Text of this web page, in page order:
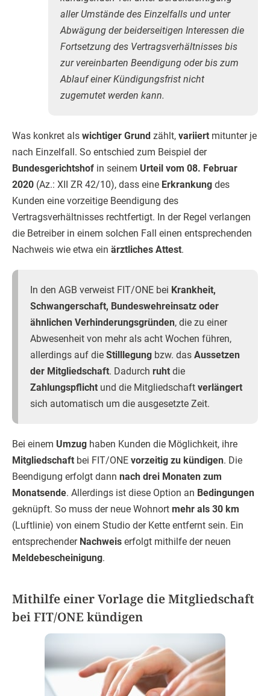
aller Umstände des Einzelfalls und unter
Abwägung der beiderseitigen Interessen die
Fortsetzung des Vertragsverhältnisses bis
zur vereinbarten Beendigung oder bis zum
Ablauf einer Kündigungsfrist nicht
zugemutet werden kann.
Was konkret als wichtiger Grund zählt, variiert mitunter je
nach Einzelfall. So entschied zum Beispiel der
Bundesgerichtshof in seinem Urteil vom 08. Februar
2020 (Az.: XII ZR 42/10), dass eine Erkrankung des
Kunden eine vorzeitige Beendigung des
Vertragsverhältnisses rechtfertigt. In der Regel verlangen
die Betreiber in einem solchen Fall einen entsprechenden
Nachweis wie etwa ein ärztliches Attest.
In den AGB verweist FIT/ONE bei Krankheit,
Schwangerschaft, Bundeswehreinsatz oder
ähnlichen Verhinderungsgründen, die zu einer
Abwesenheit von mehr als acht Wochen führen,
allerdings auf die Stilllegung bzw. das Aussetzen
der Mitgliedschaft. Dadurch ruht die
Zahlungspflicht und die Mitgliedschaft verlängert
sich automatisch um die ausgesetzte Zeit.
Bei einem Umzug haben Kunden die Möglichkeit, ihre
Mitgliedschaft bei FIT/ONE vorzeitig zu kündigen. Die
Beendigung erfolgt dann nach drei Monaten zum
Monatsende. Allerdings ist diese Option an Bedingungen
geknüpft. So muss der neue Wohnort mehr als 30 km
(Luftlinie) von einem Studio der Kette entfernt sein. Ein
entsprechender Nachweis erfolgt mithilfe der neuen
Meldebescheinigung.
Mithilfe einer Vorlage die Mitgliedschaft
bei FIT/ONE kündigen